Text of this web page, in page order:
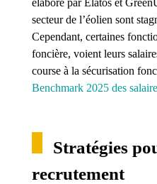
élaboré par Elatos et
secteur de l’éolien sont
Cependant, certaines
foncière, voient leurs
course à la sécurisation
Benchmark 2025 des
Stratégies
recrutement